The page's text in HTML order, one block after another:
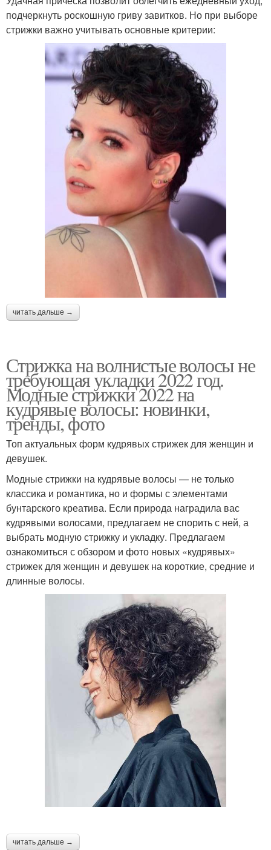
подчеркнуть роскошную гриву завитков. Но при выборе
стрижки важно учитывать основные критерии:
читать дальше →
Стрижка на волнистые волосы не
требующая укладки 2022 год.
Модные стрижки 2022 на
кудрявые волосы: новинки,
тренды, фото
Топ актуальных форм кудрявых стрижек для женщин и
девушек.
Модные стрижки на кудрявые волосы — не только
классика и романтика, но и формы с элементами
бунтарского креатива. Если природа наградила вас
кудрявыми волосами, предлагаем не спорить с ней, а
выбрать модную стрижку и укладку.⁣⁣ Предлагаем
ознакомиться с обзором и фото новых «кудрявых»
стрижек для женщин и девушек на короткие, средние и
длинные волосы.
читать дальше →